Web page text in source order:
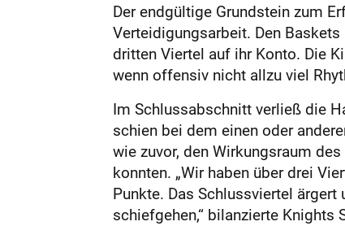
Der endgültige Grundstein zum
Verteidigungsarbeit. Den
dritten Viertel auf ihr Konto. Die
wenn offensiv nicht allzu viel
Im Schlussabschnitt verließ die
schien bei dem einen oder
wie zuvor, den Wirkungsraum
konnten. „Wir haben über drei
Punkte. Das Schlussviertel
schiefgehen,“ bilanzierte Knights